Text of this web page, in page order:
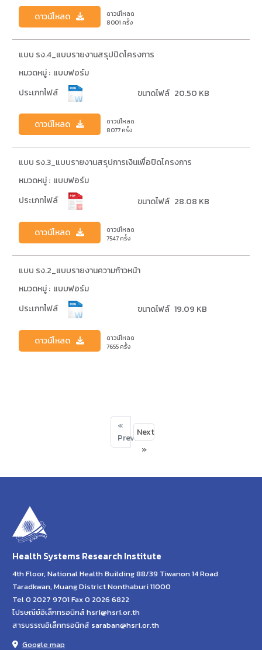
ดาวน์โหลด
ดาวน์โหลด
8001ครั้ง
แบบ รง.4_แบบรายงานสรุปปิดโครงการ
หมวดหมู่ : แบบฟอร์ม
ประเภทไฟล์
ขนาดไฟล์ 20.50 KB
ดาวน์โหลด
ดาวน์โหลด
8077ครั้ง
แบบ รง.3_แบบรายงานสรุปการเงินเพื่อปิดโครงการ
หมวดหมู่ : แบบฟอร์ม
ประเภทไฟล์
ขนาดไฟล์ 28.08 KB
ดาวน์โหลด
ดาวน์โหลด
7547ครั้ง
แบบ รง.2_แบบรายงานความก้าวหน้า
หมวดหมู่ : แบบฟอร์ม
ประเภทไฟล์
ขนาดไฟล์ 19.09 KB
ดาวน์โหลด
ดาวน์โหลด
7655ครั้ง
«
Previous
Next
»
Health Systems Research Institute
4th Floor, National Health Building 88/39 Tiwanon 14 Road
Taradkwan, Muang District Nonthaburi 11000
Tel 0 2027 9701 Fax 0 2026 6822
ไปรษณีย์อิเล็กทรอนิกส์ hsri@hsri.or.th
สารบรรณอิเล็กทรอนิกส์ saraban@hsri.or.th
Google map